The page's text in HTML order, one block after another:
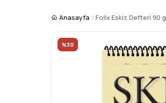
Anasayfa Folix Eskiz Defteri 90
%30